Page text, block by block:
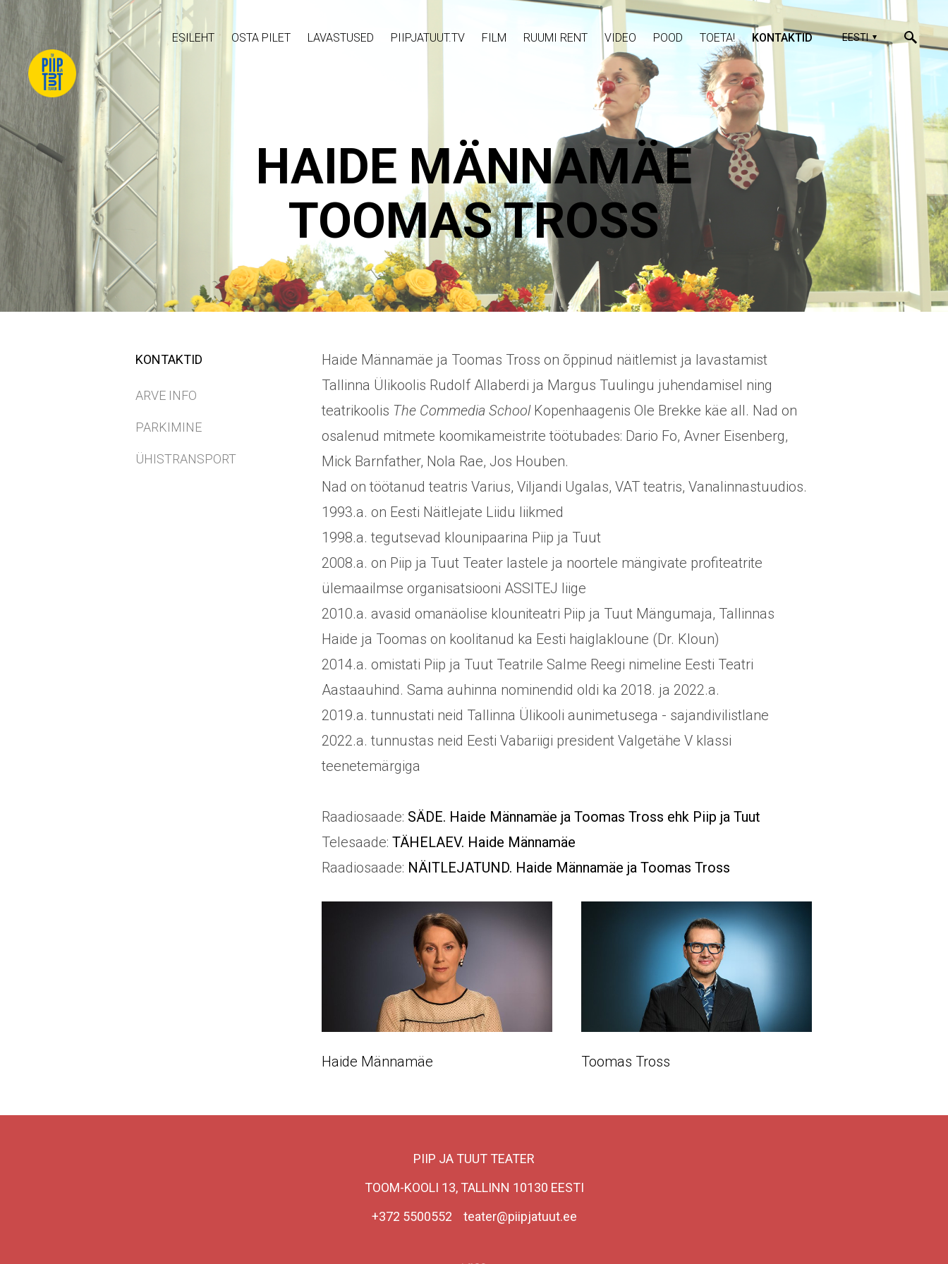
ESILEHT OSTA PILET LAVASTUSED PIIPJATUUT.TV FILM RUUMI RENT VIDEO POOD TOETA! KONTAKTID EESTI
HAIDE MÄNNAMÄE
TOOMAS TROSS
KONTAKTID
ARVE INFO
PARKIMINE
ÜHISTRANSPORT
Haide Männamäe ja Toomas Tross on õppinud näitlemist ja lavastamist
Tallinna Ülikoolis Rudolf Allaberdi ja Margus Tuulingu juhendamisel ning
teatrikoolis The Commedia SchoolKopenhaagenis Ole Brekke käe all. Nad on
osalenud mitmete koomikameistrite töötubades: Dario Fo, Avner Eisenberg,
Mick Barnfather, Nola Rae, Jos Houben.
Nad on töötanud teatris Varius, Viljandi Ugalas, VAT teatris, Vanalinnastuudios.
1993.a. on Eesti Näitlejate Liidu liikmed
1998.a. tegutsevad klounipaarina Piip ja Tuut
2008.a. on Piip ja Tuut Teater lastele ja noortele mängivate profiteatrite
ülemaailmse organisatsiooni ASSITEJ liige
2010.a. avasid omanäolise klouniteatri Piip ja Tuut Mängumaja, Tallinnas
Haide ja Toomas on koolitanud ka Eesti haiglakloune (Dr. Kloun)
2014.a. omistati Piip ja Tuut Teatrile Salme Reegi nimeline Eesti Teatri
Aastaauhind. Sama auhinna nominendid oldi ka 2018. ja 2022.a.
2019.a. tunnustati neid Tallinna Ülikooli aunimetusega - sajandivilistlane
2022.a. tunnustas neid Eesti Vabariigi president Valgetähe V klassi
teenetemärgiga
Raadiosaade: SÄDE. Haide Männamäe ja Toomas Tross ehk Piip ja Tuut
Telesaade: TÄHELAEV. Haide Männamäe
Raadiosaade: NÄITLEJATUND. Haide Männamäe ja Toomas Tross
Haide Männamäe Toomas Tross
PIIP JA TUUT TEATER
TOOM-KOOLI 13, TALLINN 10130 EESTI
+372 5500552 teater@piipjatuut.ee